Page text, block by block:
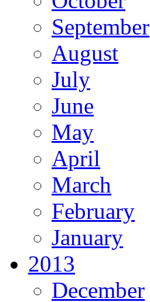
September
August
July
June
May
April
March
February
January
2013
December